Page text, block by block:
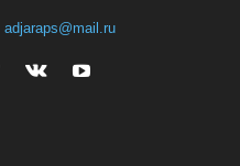
adjaraps@mail.ru